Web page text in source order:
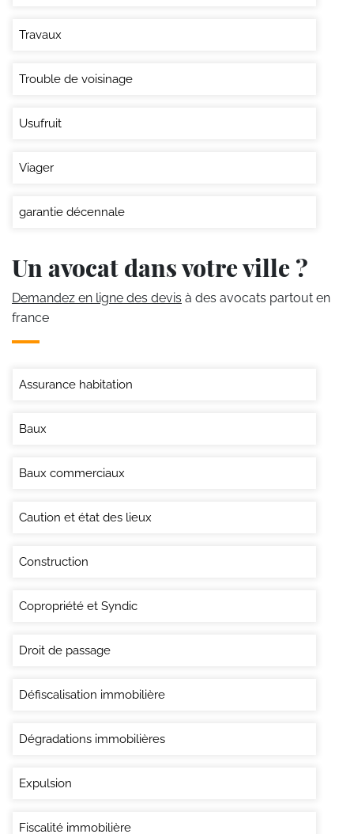
Travaux
Trouble de voisinage
Usufruit
Viager
garantie décennale
Un avocat dans votre ville ?
Demandez en ligne des devis à des avocats partout en
france
Assurance habitation
Baux
Baux commerciaux
Caution et état des lieux
Construction
Copropriété et Syndic
Droit de passage
Défiscalisation immobilière
Dégradations immobilières
Expulsion
Fiscalité immobilière